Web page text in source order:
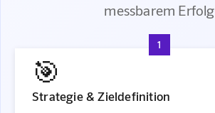
messbarem Erfolg
1
🎯
Strategie & Zieldefinition